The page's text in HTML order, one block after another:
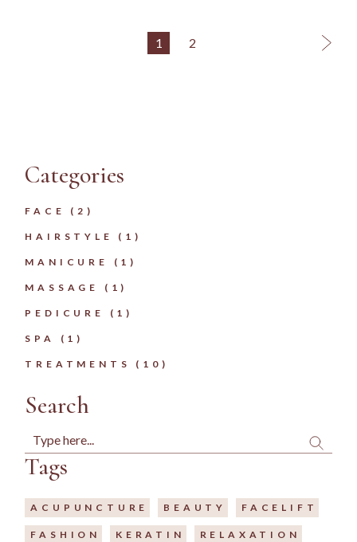
1 2
Categories
FACE (2)
HAIRSTYLE (1)
MANICURE (1)
MASSAGE (1)
PEDICURE (1)
SPA (1)
TREATMENTS (10)
Search
Tags
ACUPUNCTURE BEAUTY FACELIFT
FASHION KERATIN RELAXATION